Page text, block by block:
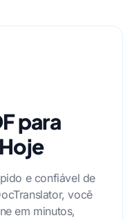
para
e confiável de
você
em minutos,